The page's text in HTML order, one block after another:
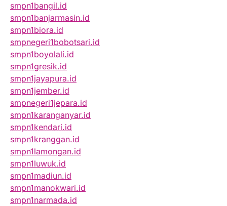
smpn1bangil.id
smpn1banjarmasin.id
smpn1biora.id
smpnegeri1bobotsari.id
smpn1boyolali.id
smpn1gresik.id
smpn1jayapura.id
smpn1jember.id
smpnegeri1jepara.id
smpn1karanganyar.id
smpn1kendari.id
smpn1kranggan.id
smpn1lamongan.id
smpn1luwuk.id
smpn1madiun.id
smpn1manokwari.id
smpn1narmada.id